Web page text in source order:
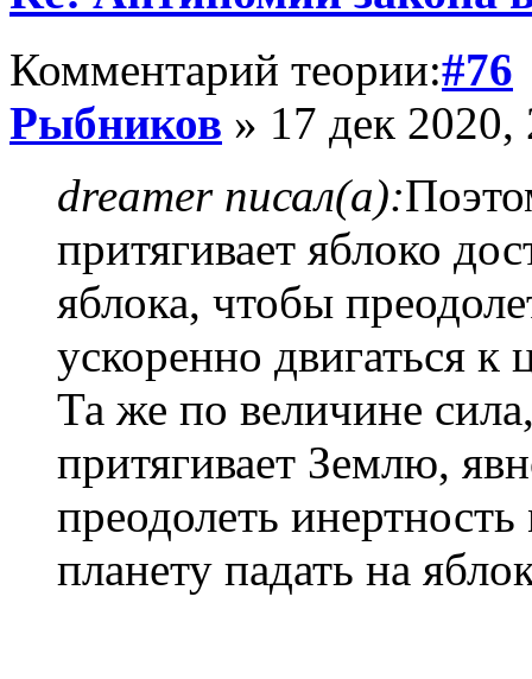
Комментарий теории:#76
Рыбников » 17 дек 2020,
dreamer писал(а):
притягивает яблоко
яблока, чтобы
ускоренно двигаться к
Та же по величине
притягивает Землю,
преодолеть
планету падать на